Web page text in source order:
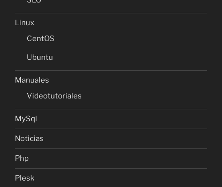
Linux
CentOS
Ubuntu
Manuales
Videotutoriales
MySql
Noticias
Php
Plesk